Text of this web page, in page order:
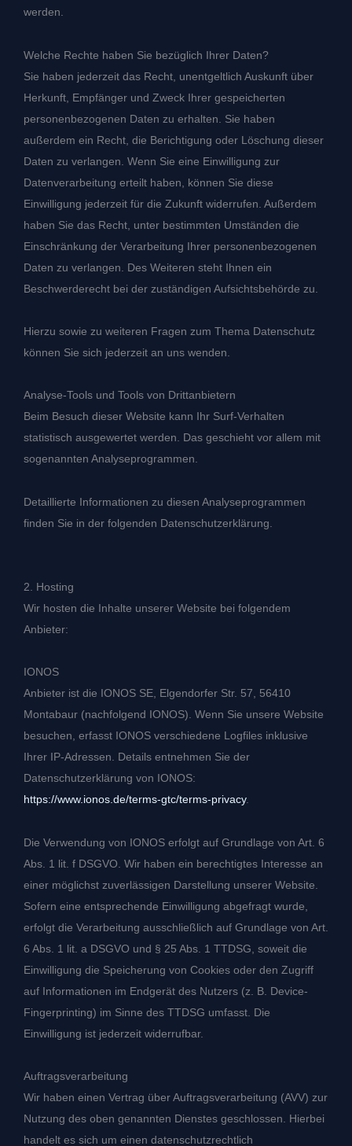
werden.
Welche Rechte haben Sie bezüglich Ihrer Daten?
Sie haben jederzeit das Recht, unentgeltlich Auskunft über
Herkunft, Empfänger und Zweck Ihrer gespeicherten
personenbezogenen Daten zu erhalten. Sie haben
außerdem ein Recht, die Berichtigung oder Löschung dieser
Daten zu verlangen. Wenn Sie eine Einwilligung zur
Datenverarbeitung erteilt haben, können Sie diese
Einwilligung jederzeit für die Zukunft widerrufen. Außerdem
haben Sie das Recht, unter bestimmten Umständen die
Einschränkung der Verarbeitung Ihrer personenbezogenen
Daten zu verlangen. Des Weiteren steht Ihnen ein
Beschwerderecht bei der zuständigen Aufsichtsbehörde zu.
Hierzu sowie zu weiteren Fragen zum Thema Datenschutz
können Sie sich jederzeit an uns wenden.
Analyse-Tools und Tools von Dritt­anbietern
Beim Besuch dieser Website kann Ihr Surf-Verhalten
statistisch ausgewertet werden. Das geschieht vor allem mit
sogenannten Analyseprogrammen.
Detaillierte Informationen zu diesen Analyseprogrammen
finden Sie in der folgenden Datenschutzerklärung.
2. Hosting
Wir hosten die Inhalte unserer Website bei folgendem
Anbieter:
IONOS
Anbieter ist die IONOS SE, Elgendorfer Str. 57, 56410
Montabaur (nachfolgend IONOS). Wenn Sie unsere Website
besuchen, erfasst IONOS verschiedene Logfiles inklusive
Ihrer IP-Adressen. Details entnehmen Sie der
Datenschutzerklärung von IONOS:
https://www.ionos.de/terms-gtc/terms-privacy.
Die Verwendung von IONOS erfolgt auf Grundlage von Art. 6
Abs. 1 lit. f DSGVO. Wir haben ein berechtigtes Interesse an
einer möglichst zuverlässigen Darstellung unserer Website.
Sofern eine entsprechende Einwilligung abgefragt wurde,
erfolgt die Verarbeitung ausschließlich auf Grundlage von Art.
6 Abs. 1 lit. a DSGVO und § 25 Abs. 1 TTDSG, soweit die
Einwilligung die Speicherung von Cookies oder den Zugriff
auf Informationen im Endgerät des Nutzers (z. B. Device-
Fingerprinting) im Sinne des TTDSG umfasst. Die
Einwilligung ist jederzeit widerrufbar.
Auftragsverarbeitung
Wir haben einen Vertrag über Auftragsverarbeitung (AVV) zur
Nutzung des oben genannten Dienstes geschlossen. Hierbei
handelt es sich um einen datenschutzrechtlich